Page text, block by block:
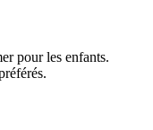
pour les enfants.